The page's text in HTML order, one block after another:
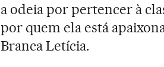
a odeia por pertencer à
por quem ela está
Branca Letícia.